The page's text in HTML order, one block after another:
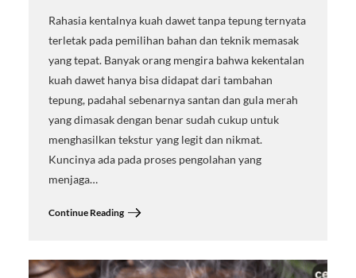
Rahasia kentalnya kuah dawet tanpa tepung ternyata
terletak pada pemilihan bahan dan teknik memasak
yang tepat. Banyak orang mengira bahwa kekentalan
kuah dawet hanya bisa didapat dari tambahan
tepung, padahal sebenarnya santan dan gula merah
yang dimasak dengan benar sudah cukup untuk
menghasilkan tekstur yang legit dan nikmat.
Kuncinya ada pada proses pengolahan yang
menjaga…
Continue Reading